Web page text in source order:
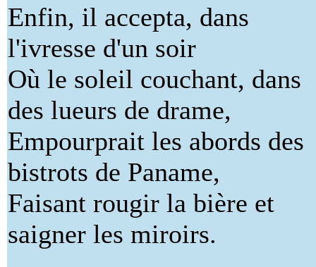
Enfin, il accepta, dans
l'ivresse d'un soir
Où le soleil couchant, dans
des lueurs de drame,
Empourprait les abords des
bistrots de Paname,
Faisant rougir la bière et
saigner les miroirs.